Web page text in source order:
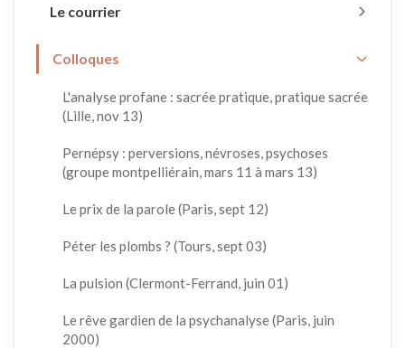
Le courrier
Colloques
L'analyse profane : sacrée pratique, pratique sacrée
(Lille, nov 13)
Pernépsy : perversions, névroses, psychoses
(groupe montpelliérain, mars 11 à mars 13)
Le prix de la parole (Paris, sept 12)
Péter les plombs ? (Tours, sept 03)
La pulsion (Clermont-Ferrand, juin 01)
Le rêve gardien de la psychanalyse (Paris, juin
2000)